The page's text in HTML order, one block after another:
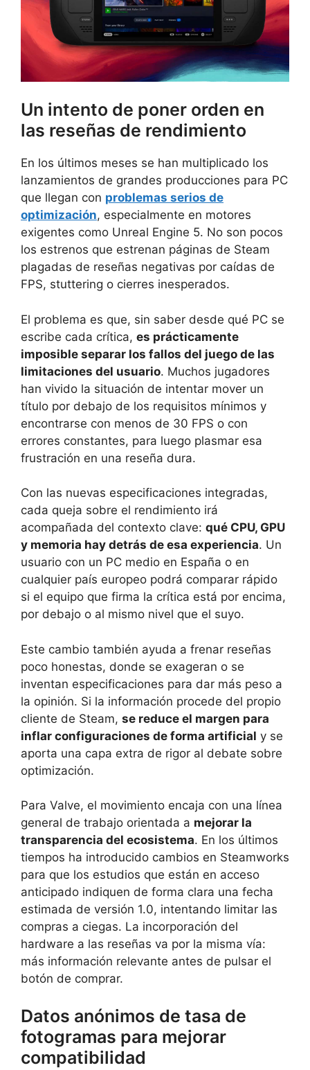
Un intento de poner orden en
las reseñas de rendimiento
En los últimos meses se han multiplicado los
lanzamientos de grandes producciones para PC
que llegan con problemas serios de
optimización, especialmente en motores
exigentes como Unreal Engine 5. No son pocos
los estrenos que estrenan páginas de Steam
plagadas de reseñas negativas por caídas de
FPS, stuttering o cierres inesperados.
El problema es que, sin saber desde qué PC se
escribe cada crítica, es prácticamente
imposible separar los fallos del juego de las
limitaciones del usuario. Muchos jugadores
han vivido la situación de intentar mover un
título por debajo de los requisitos mínimos y
encontrarse con menos de 30 FPS o con
errores constantes, para luego plasmar esa
frustración en una reseña dura.
Con las nuevas especificaciones integradas,
cada queja sobre el rendimiento irá
acompañada del contexto clave: qué CPU, GPU
y memoria hay detrás de esa experiencia. Un
usuario con un PC medio en España o en
cualquier país europeo podrá comparar rápido
si el equipo que firma la crítica está por encima,
por debajo o al mismo nivel que el suyo.
Este cambio también ayuda a frenar reseñas
poco honestas, donde se exageran o se
inventan especificaciones para dar más peso a
la opinión. Si la información procede del propio
cliente de Steam, se reduce el margen para
inflar configuraciones de forma artificial y se
aporta una capa extra de rigor al debate sobre
optimización.
Para Valve, el movimiento encaja con una línea
general de trabajo orientada a mejorar la
transparencia del ecosistema. En los últimos
tiempos ha introducido cambios en Steamworks
para que los estudios que están en acceso
anticipado indiquen de forma clara una fecha
estimada de versión 1.0, intentando limitar las
compras a ciegas. La incorporación del
hardware a las reseñas va por la misma vía:
más información relevante antes de pulsar el
botón de comprar.
Datos anónimos de tasa de
fotogramas para mejorar
compatibilidad